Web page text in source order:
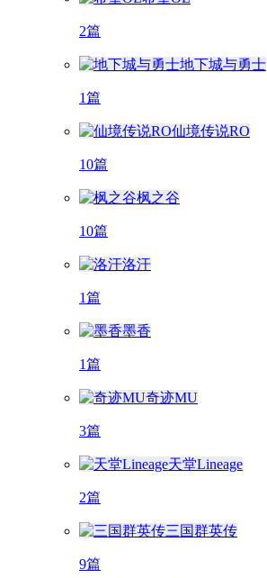
2篇
地下城与勇士
1篇
仙境传说RO
10篇
枫之谷
10篇
洛汗
1篇
墨香
1篇
奇迹MU
3篇
天堂Lineage
2篇
三国群英传
9篇